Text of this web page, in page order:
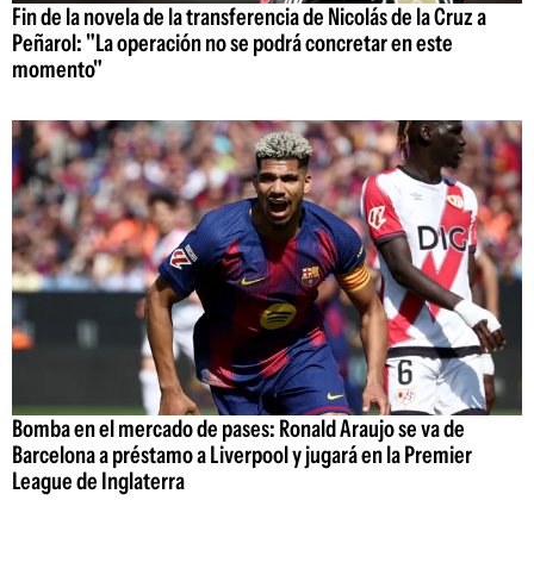
Fin de la novela de la transferencia de Nicolás de la Cruz a
Peñarol: "La operación no se podrá concretar en este
momento"
Bomba en el mercado de pases: Ronald Araujo se va de
Barcelona a préstamo a Liverpool y jugará en la Premier
League de Inglaterra